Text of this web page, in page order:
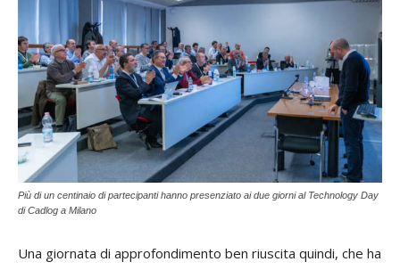
Più di un centinaio di partecipanti hanno presenziato ai due giorni al Technology Day
di Cadlog a Milano
Una giornata di approfondimento ben riuscita quindi, che ha